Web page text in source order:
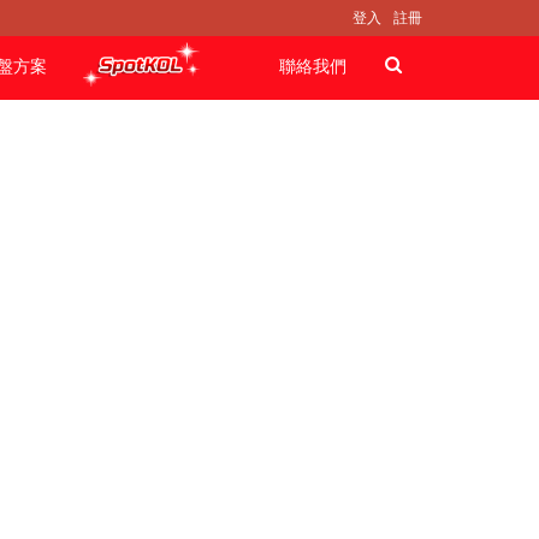
登入 註冊
方案 聯絡我們